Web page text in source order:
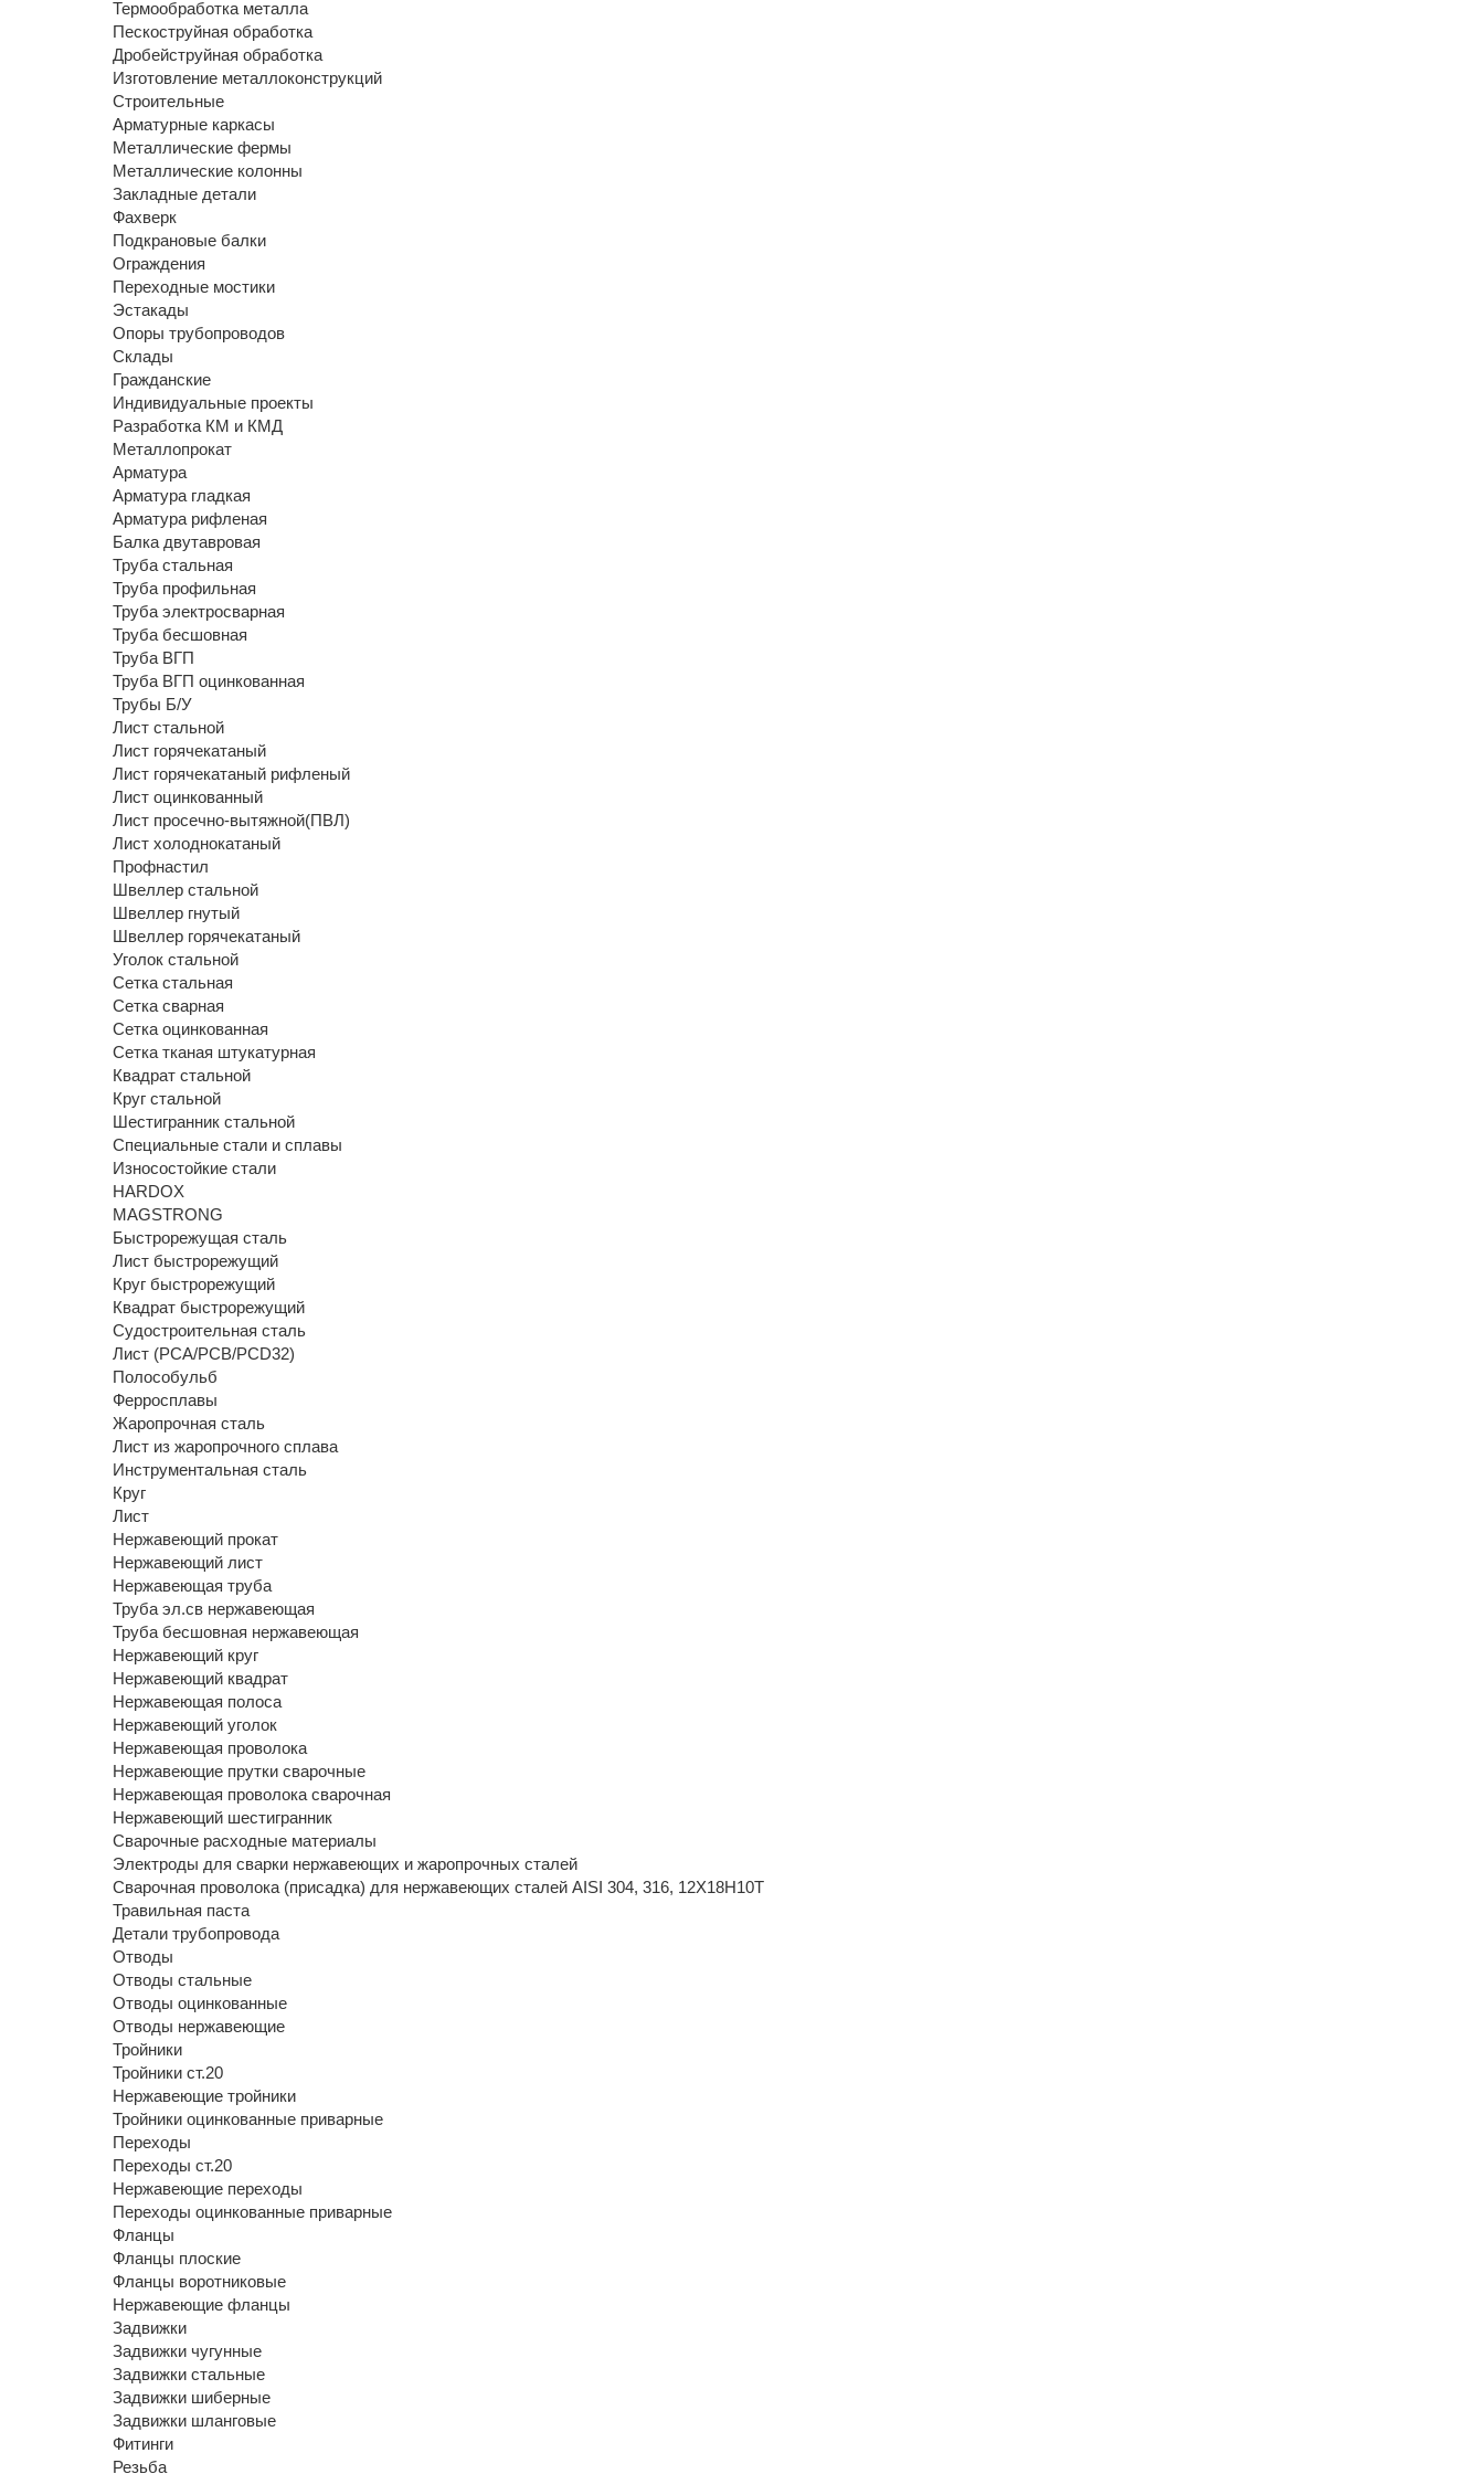
Термообработка металла
Пескоструйная обработка
Дробейструйная обработка
Изготовление металлоконструкций
Строительные
Арматурные каркасы
Металлические фермы
Металлические колонны
Закладные детали
Фахверк
Подкрановые балки
Ограждения
Переходные мостики
Эстакады
Опоры трубопроводов
Склады
Гражданские
Индивидуальные проекты
Разработка КМ и КМД
Металлопрокат
Арматура
Арматура гладкая
Арматура рифленая
Балка двутавровая
Труба стальная
Труба профильная
Труба электросварная
Труба бесшовная
Труба ВГП
Труба ВГП оцинкованная
Трубы Б/У
Лист стальной
Лист горячекатаный
Лист горячекатаный рифленый
Лист оцинкованный
Лист просечно-вытяжной(ПВЛ)
Лист холоднокатаный
Профнастил
Швеллер стальной
Швеллер гнутый
Швеллер горячекатаный
Уголок стальной
Сетка стальная
Сетка сварная
Сетка оцинкованная
Сетка тканая штукатурная
Квадрат стальной
Круг стальной
Шестигранник стальной
Специальные стали и сплавы
Износостойкие стали
HARDOX
MAGSTRONG
Быстрорежущая сталь
Лист быстрорежущий
Круг быстрорежущий
Квадрат быстрорежущий
Судостроительная сталь
Лист (РСА/РСВ/РСD32)
Полособульб
Ферросплавы
Жаропрочная сталь
Лист из жаропрочного сплава
Инструментальная сталь
Круг
Лист
Нержавеющий прокат
Нержавеющий лист
Нержавеющая труба
Труба эл.св нержавеющая
Труба бесшовная нержавеющая
Нержавеющий круг
Нержавеющий квадрат
Нержавеющая полоса
Нержавеющий уголок
Нержавеющая проволока
Нержавеющие прутки сварочные
Нержавеющая проволока сварочная
Нержавеющий шестигранник
Сварочные расходные материалы
Электроды для сварки нержавеющих и жаропрочных сталей
Сварочная проволока (присадка) для нержавеющих сталей AISI 304, 316, 12Х18Н10Т
Травильная паста
Детали трубопровода
Отводы
Отводы стальные
Отводы оцинкованные
Отводы нержавеющие
Тройники
Тройники ст.20
Нержавеющие тройники
Тройники оцинкованные приварные
Переходы
Переходы ст.20
Нержавеющие переходы
Переходы оцинкованные приварные
Фланцы
Фланцы плоские
Фланцы воротниковые
Нержавеющие фланцы
Задвижки
Задвижки чугунные
Задвижки стальные
Задвижки шиберные
Задвижки шланговые
Фитинги
Резьба